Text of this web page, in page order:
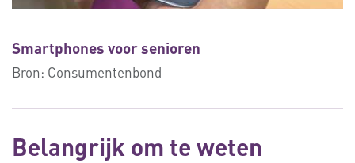
Smartphones voor senioren
Bron: Consumentenbond
Belangrijk om te weten